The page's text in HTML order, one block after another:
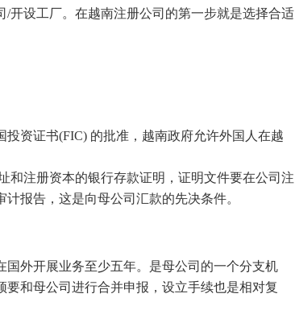
开设工厂。在越南注册公司的第一步就是选择合适
资证书(FIC) 的批准，越南政府允许外国人在越
和注册资本的银行存款证明，证明文件要在公司注
报告，这是向母公司汇款的先决条件。
外开展业务至少五年。是母公司的一个分支机
和母公司进行合并申报，设立手续也是相对复